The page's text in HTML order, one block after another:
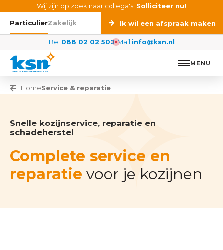
Ga naar de inhoudWij zijn op zoek naar collega's! Solliciteer nu!
ParticulierZakelijk Ik wil een afspraak maken
Bel 088 02 02 500 Mail info@ksn.nl
MENU
Vorige pagina
HomeService & reparatie
Snelle kozijnservice, reparatie en
schadeherstel
Complete service en
reparatie voor je kozijnen